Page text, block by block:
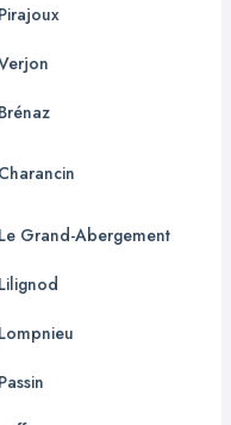
Pirajoux
Brénaz
Charancin
Le Grand-Abergement
Lilignod
Lompnieu
Passin